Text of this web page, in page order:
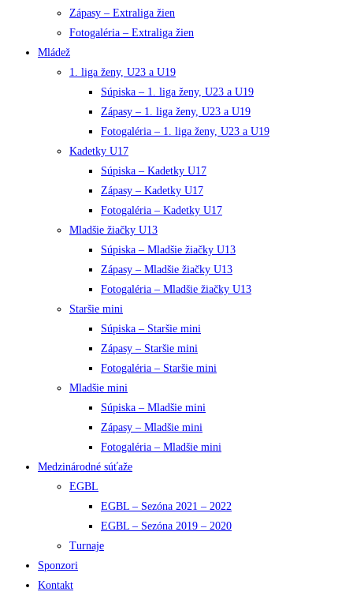
Zápasy – Extraliga žien
Fotogaléria – Extraliga žien
Mládež
1. liga ženy, U23 a U19
Súpiska – 1. liga ženy, U23 a U19
Zápasy – 1. liga ženy, U23 a U19
Fotogaléria – 1. liga ženy, U23 a U19
Kadetky U17
Súpiska – Kadetky U17
Zápasy – Kadetky U17
Fotogaléria – Kadetky U17
Mladšie žiačky U13
Súpiska – Mladšie žiačky U13
Zápasy – Mladšie žiačky U13
Fotogaléria – Mladšie žiačky U13
Staršie mini
Súpiska – Staršie mini
Zápasy – Staršie mini
Fotogaléria – Staršie mini
Mladšie mini
Súpiska – Mladšie mini
Zápasy – Mladšie mini
Fotogaléria – Mladšie mini
Medzinárodné súťaže
EGBL
EGBL – Sezóna 2021 – 2022
EGBL – Sezóna 2019 – 2020
Turnaje
Sponzori
Kontakt